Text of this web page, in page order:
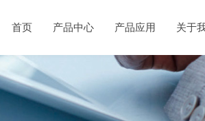
首页 产品中心 产品应用 关于